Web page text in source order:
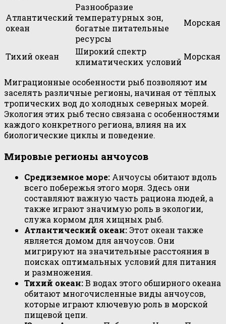
Атлантический
океан
Разнообразие
температурных зон,
богатые питательные
ресурсы
Морская
Тихий океан
Широкий спектр
климатических условий
Морская
Миграционные особенности рыб позволяют им
заселять различные регионы, начиная от тёплых
тропических вод до холодных северных морей.
Экология этих рыб тесно связана с особенностями
каждого конкретного региона, влияя на их
биологические циклы и поведение.
Мировые регионы анчоусов
Средиземное море: Анчоусы обитают вдоль
всего побережья этого моря. Здесь они
составляют важную часть рациона людей, а
также играют значимую роль в экологии,
служа кормом для хищных рыб.
Атлантический океан: Этот океан также
является домом для анчоусов. Они
мигрируют на значительные расстояния в
поисках оптимальных условий для питания
и размножения.
Тихий океан:В водах этого обширного океана
обитают многочисленные виды анчоусов,
которые играют ключевую роль в морской
пищевой цепи.